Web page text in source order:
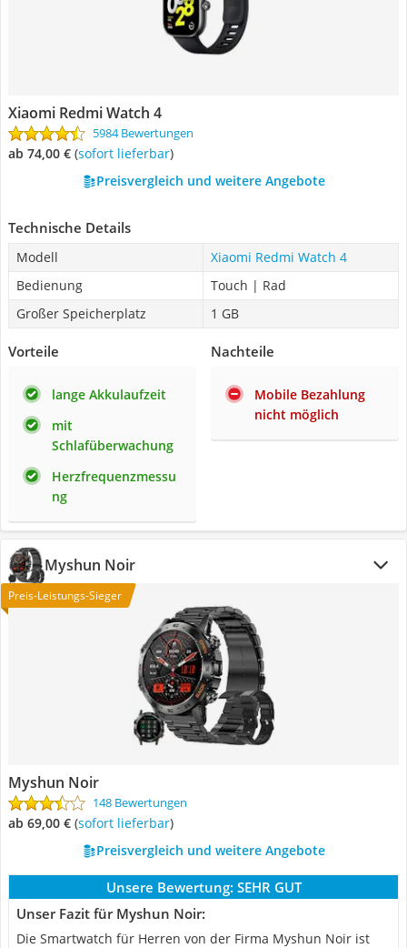
Xiaomi Redmi Watch 4
5984 Bewertungen
ab 74,00 € ( Sofort lieferbar)
Preisvergleich und weitere Angebote
Technische Details
Modell
Xiaomi Redmi Watch 4
Bedienung
Touch | Rad
Großer Speicherplatz
1 GB
Vorteile
lange Akkulaufzeit
mit
Schlafüberwachung
Herzfrequenzmessu
ng
Nachteile
Mobile Bezahlung
nicht möglich
Myshun Noir
Preis-Leistungs-Sieger
Myshun Noir
148 Bewertungen
ab 69,00 € ( Sofort lieferbar)
Preisvergleich und weitere Angebote
Unsere Bewertung: SEHR GUT
Unser Fazit für Myshun Noir:
Die Smartwatch für Herren von der Firma Myshun Noir ist